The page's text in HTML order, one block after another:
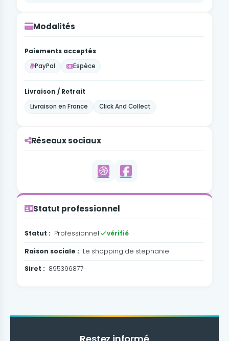
Modalités
Paiements acceptés
PayPal
Espèce
Livraison / Retrait
Livraison en France
Click And Collect
Réseaux sociaux
Statut professionnel
Statut : Professionnel vérifié
Raison sociale : Le shopping de stephanie
Siret : 895396877